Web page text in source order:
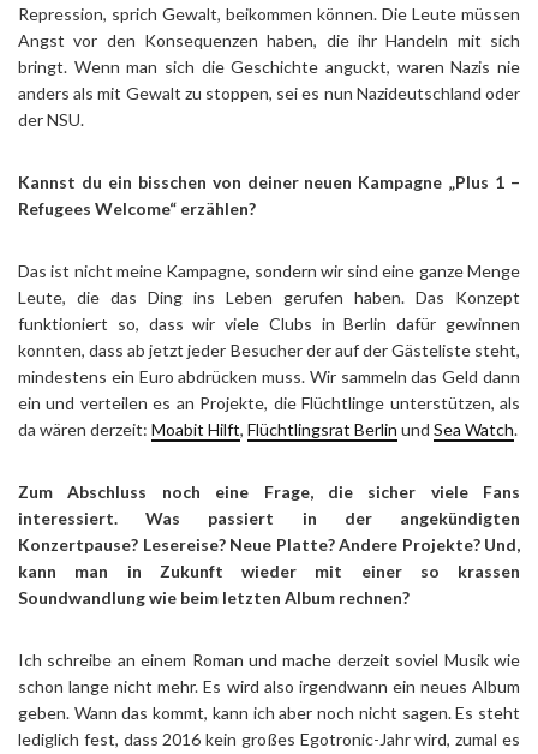
Repression, sprich Gewalt, beikommen können. Die Leute müssen
Angst vor den Konsequenzen haben, die ihr Handeln mit sich
bringt. Wenn man sich die Geschichte anguckt, waren Nazis nie
anders als mit Gewalt zu stoppen, sei es nun Nazideutschland oder
der NSU.
Kannst du ein bisschen von deiner neuen Kampagne „Plus 1 –
Refugees Welcome“ erzählen?
Das ist nicht meine Kampagne, sondern wir sind eine ganze Menge
Leute, die das Ding ins Leben gerufen haben. Das Konzept
funktioniert so, dass wir viele Clubs in Berlin dafür gewinnen
konnten, dass ab jetzt jeder Besucher der auf der Gästeliste steht,
mindestens ein Euro abdrücken muss. Wir sammeln das Geld dann
ein und verteilen es an Projekte, die Flüchtlinge unterstützen, als
da wären derzeit: Moabit Hilft, Flüchtlingsrat Berlin und Sea Watch.
Zum Abschluss noch eine Frage, die sicher viele Fans
interessiert. Was passiert in der angekündigten
Konzertpause? Lesereise? Neue Platte? Andere Projekte? Und,
kann man in Zukunft wieder mit einer so krassen
Soundwandlung wie beim letzten Album rechnen?
Ich schreibe an einem Roman und mache derzeit soviel Musik wie
schon lange nicht mehr. Es wird also irgendwann ein neues Album
geben. Wann das kommt, kann ich aber noch nicht sagen. Es steht
lediglich fest, dass 2016 kein großes Egotronic-Jahr wird, zumal es